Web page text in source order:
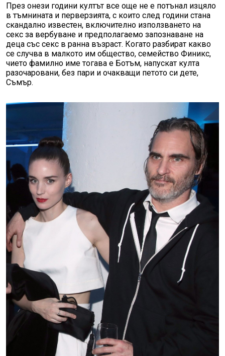
През онези години култът все още не е потънал изцяло
в тъмнината и перверзията, с които след години стана
скандално известен, включително използването на
секс за вербуване и предполагаемо запознаване на
деца със секс в ранна възраст. Когато разбират какво
се случва в малкото им общество, семейство Финикс,
чието фамилно име тогава е Ботъм, напускат култа
разочаровани, без пари и очакващи петото си дете,
Съмър.